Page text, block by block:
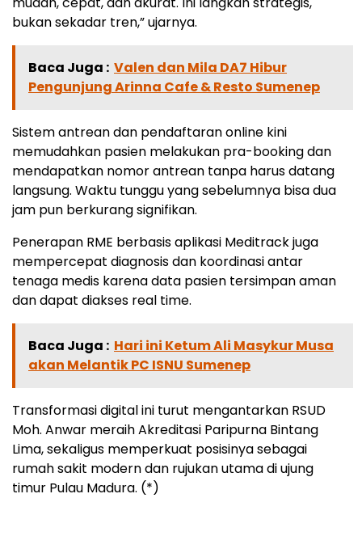
bukan sekadar tren,” ujarnya.
Baca Juga : Valen dan Mila DA7 Hibur
Pengunjung Arinna Cafe & Resto Sumenep
Sistem antrean dan pendaftaran online kini
memudahkan pasien melakukan pra-booking dan
mendapatkan nomor antrean tanpa harus datang
langsung. Waktu tunggu yang sebelumnya bisa dua
jam pun berkurang signifikan.
Penerapan RME berbasis aplikasi Meditrack juga
mempercepat diagnosis dan koordinasi antar
tenaga medis karena data pasien tersimpan aman
dan dapat diakses real time.
Baca Juga : Hari ini Ketum Ali Masykur Musa
akan Melantik PC ISNU Sumenep
Transformasi digital ini turut mengantarkan RSUD
Moh. Anwar meraih Akreditasi Paripurna Bintang
Lima, sekaligus memperkuat posisinya sebagai
rumah sakit modern dan rujukan utama di ujung
timur Pulau Madura. (*)